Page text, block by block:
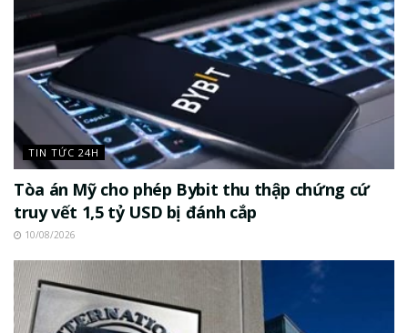
TIN TỨC 24H
Tòa án Mỹ cho phép Bybit thu thập chứng cứ
truy vết 1,5 tỷ USD bị đánh cắp
10/08/2026